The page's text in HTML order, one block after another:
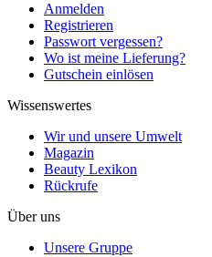
Anmelden
Registrieren
Passwort vergessen?
Wo ist meine Lieferung?
Gutschein einlösen
Wissenswertes
Wir und unsere Umwelt
Magazin
Beauty Lexikon
Rückrufe
Über uns
Unsere Gruppe